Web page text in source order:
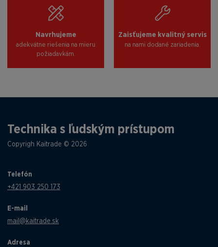
Navrhujeme
adekvátne riešenia na mieru
požiadavkám.
Zaisťujeme kvalitný servis
na nami dodané zariadenia.
Technika s ľudským prístupom
Copyrigh Kaitrade © 2026
Telefón
+421 903 250 173
E-mail
mail@kaitrade.sk
Adresa